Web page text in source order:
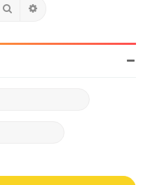
Suche